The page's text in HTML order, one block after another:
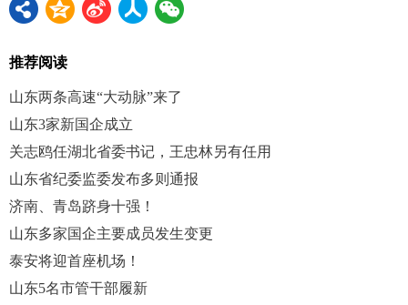
推荐阅读
山东两条高速“大动脉”来了
山东3家新国企成立
关志鸥任湖北省委书记，王忠林另有任用
山东省纪委监委发布多则通报
济南、青岛跻身十强！
山东多家国企主要成员发生变更
泰安将迎首座机场！
山东5名市管干部履新